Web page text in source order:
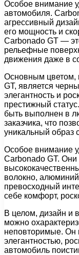
Особое внимание
автомобиля.
агрессивный
его мощность и
Carbonado GT —
рельефные
движения даже в
Основным цветом,
GT, является
элегантность и
престижный
быть выполнен в
заказчика, что
уникальный образ
Особое внимание
Carbonado GT.
волокно,
превосходный
себе комфорт,
В целом, дизайн и
можно
неповторимые. Он
элегантностью,
автомобиль